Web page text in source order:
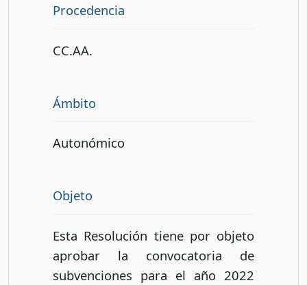
Procedencia
CC.AA.
Ámbito
Autonómico
Objeto
Esta Resolución tiene por objeto
aprobar la convocatoria de
subvenciones para el año 2022